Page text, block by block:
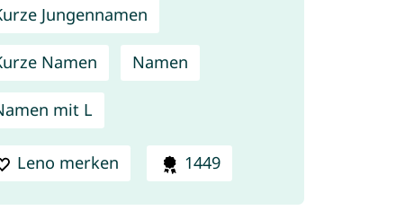
Jungennamen
Namen Namen
mit L
Leno merken 1449